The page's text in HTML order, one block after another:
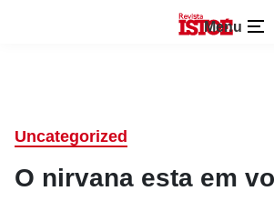
Menu
Uncategorized
O nirvana esta em